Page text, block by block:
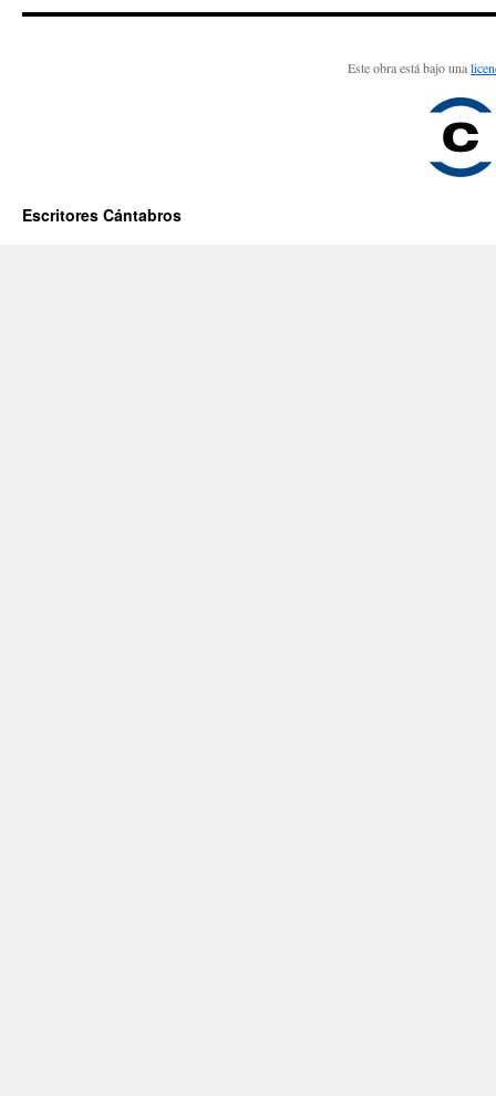
Este obra está bajo una
Escritores Cántabros